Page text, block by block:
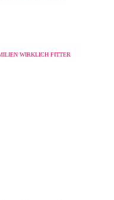
WIRKLICH FITTER